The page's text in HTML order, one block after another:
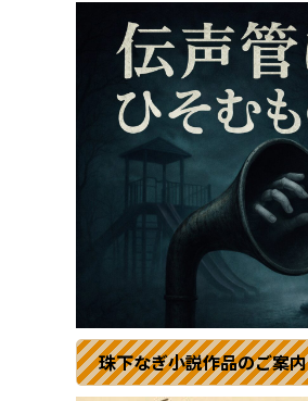
珠下なぎ小説作品のご案内